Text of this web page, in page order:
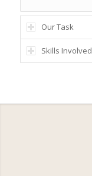
Our Task
Skills Involved